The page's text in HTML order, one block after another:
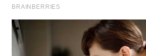
MADURA
SURABAYA